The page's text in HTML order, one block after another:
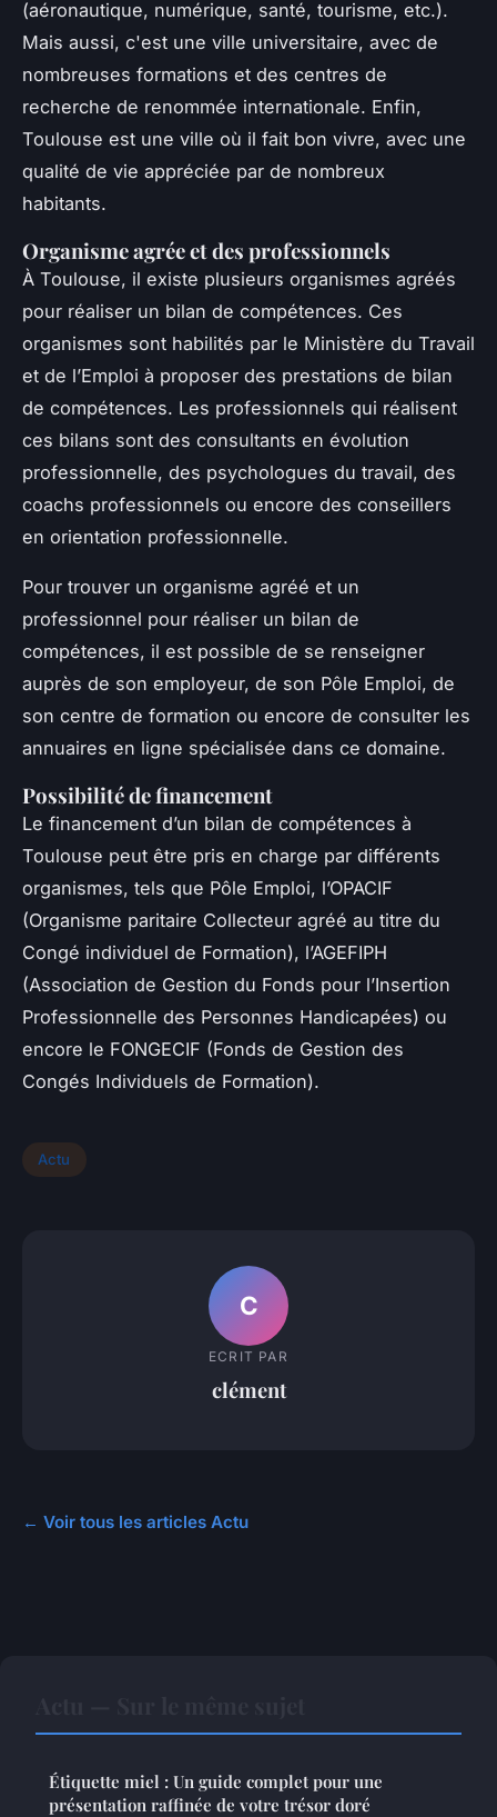
(aéronautique, numérique, santé, tourisme, etc.).
Mais aussi, c'est une ville universitaire, avec de
nombreuses formations et des centres de
recherche de renommée internationale. Enfin,
Toulouse est une ville où il fait bon vivre, avec une
qualité de vie appréciée par de nombreux
habitants.
Organisme agrée et des professionnels
À Toulouse, il existe plusieurs organismes agréés
pour réaliser un bilan de compétences. Ces
organismes sont habilités par le Ministère du Travail
et de l’Emploi à proposer des prestations de bilan
de compétences. Les professionnels qui réalisent
ces bilans sont des consultants en évolution
professionnelle, des psychologues du travail, des
coachs professionnels ou encore des conseillers
en orientation professionnelle.
Pour trouver un organisme agréé et un
professionnel pour réaliser un bilan de
compétences, il est possible de se renseigner
auprès de son employeur, de son Pôle Emploi, de
son centre de formation ou encore de consulter les
annuaires en ligne spécialisée dans ce domaine.
Possibilité de financement
Le financement d’un bilan de compétences à
Toulouse peut être pris en charge par différents
organismes, tels que Pôle Emploi, l’OPACIF
(Organisme paritaire Collecteur agréé au titre du
Congé individuel de Formation), l’AGEFIPH
(Association de Gestion du Fonds pour l’Insertion
Professionnelle des Personnes Handicapées) ou
encore le FONGECIF (Fonds de Gestion des
Congés Individuels de Formation).
Actu
C
ECRIT PAR
clément
← Voir tous les articles Actu
Étiquette miel : Un guide complet pour une
présentation raffinée de votre trésor doré